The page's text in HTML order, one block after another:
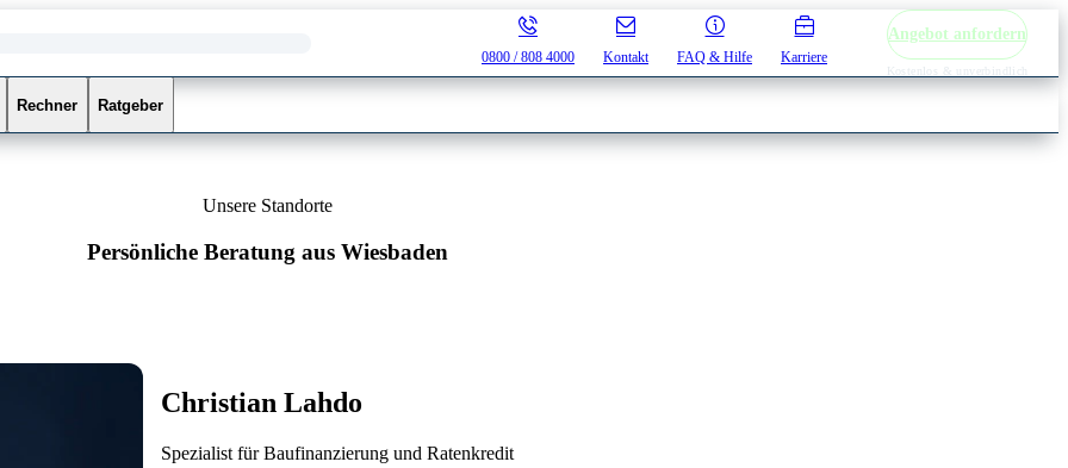
0800 / 808 4000 Kontakt FAQ & Hilfe Karriere
Angebot anfordern
Kostenlos & unverbindlich
Rechner Ratgeber
Unsere Standorte
Persönliche Beratung aus Wiesbaden
Christian Lahdo
Spezialist für Baufinanzierung und Ratenkredit